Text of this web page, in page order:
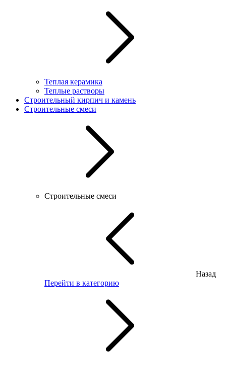
Теплая керамика
Теплые растворы
Строительный кирпич и камень
Строительные смеси
Строительные смеси
Назад
Перейти в категорию